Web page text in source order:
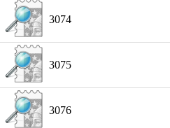
3074
3075
3076